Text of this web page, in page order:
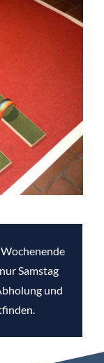
Samstag
und